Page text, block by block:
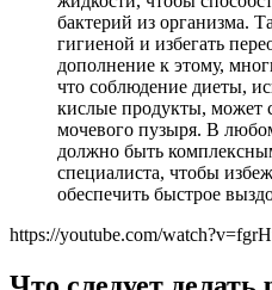
бактерий из организма.
гигиеной и избегать
дополнение к этому,
что соблюдение диеты,
кислые продукты, может
мочевого пузыря. В
должно быть
специалиста, чтобы
обеспечить быстрое
https://youtube.com/